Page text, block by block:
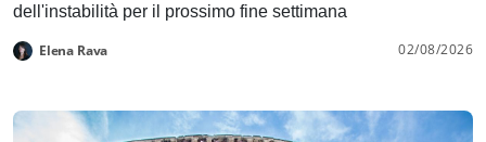
dell'instabilità per il prossimo fine settimana
Elena Rava 02/08/2026